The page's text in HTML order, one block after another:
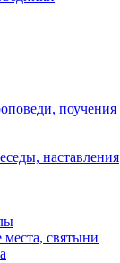
поучения
наставления
места, святыни